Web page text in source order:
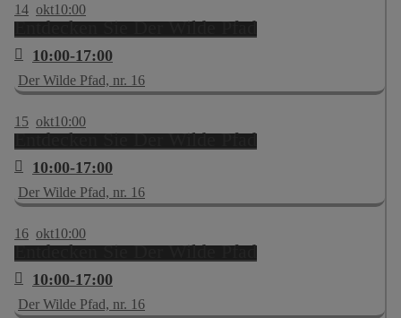
14 okt10:00
Entdecken Sie Der Wilde Pfad
10:00-17:00
Der Wilde Pfad, nr. 16
15 okt10:00
Entdecken Sie Der Wilde Pfad
10:00-17:00
Der Wilde Pfad, nr. 16
16 okt10:00
Entdecken Sie Der Wilde Pfad
10:00-17:00
Der Wilde Pfad, nr. 16